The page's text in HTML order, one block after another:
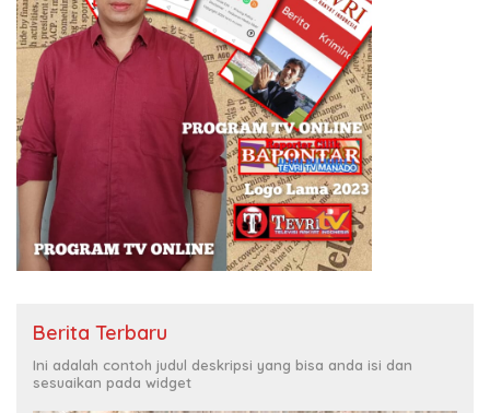
Berita Terbaru
Ini adalah contoh judul deskripsi yang bisa anda isi dan
sesuaikan pada widget